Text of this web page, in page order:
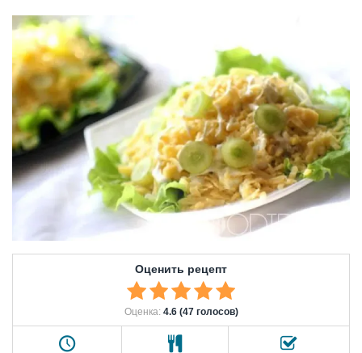
Оценить рецепт
Оценка: 4.6 (47 голосов)